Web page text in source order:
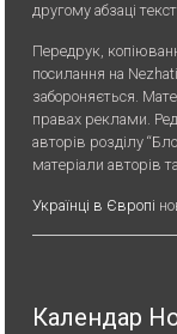
другому абзаці
Передрук,
посилання на
забороняється.
правах реклами.
авторів розділу
матеріали авторів
Українці в Європі
Календар